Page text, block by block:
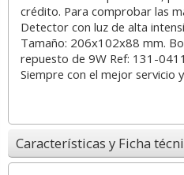
crédito. Para comprobar las
Detector con luz de alta
Tamaño: 206x102x88 mm.
repuesto de 9W Ref: 131-
Siempre con el mejor servicio
Características y Ficha